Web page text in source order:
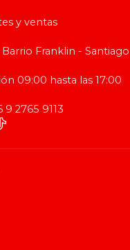
y ventas
Franklin - Santiago
09:00 hasta las 17:00
2765 9113